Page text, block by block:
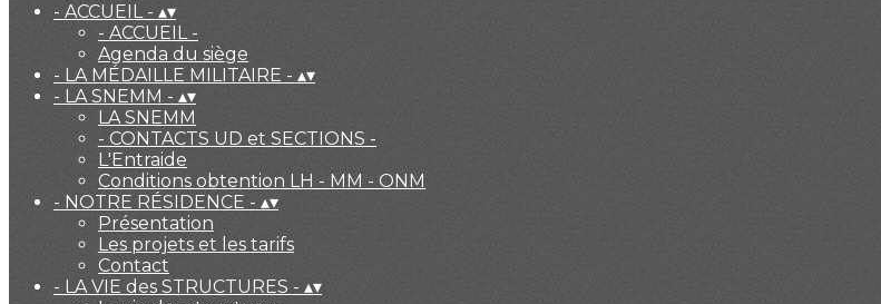
- ACCUEIL - ▴▾
- ACCUEIL -
Agenda du siège
- LA MÉDAILLE MILITAIRE - ▴▾
- LA SNEMM - ▴▾
LA SNEMM
- CONTACTS UD et SECTIONS -
L'Entraide
Conditions obtention LH - MM - ONM
- NOTRE RÉSIDENCE - ▴▾
Présentation
Les projets et les tarifs
Contact
- LA VIE des STRUCTURES - ▴▾